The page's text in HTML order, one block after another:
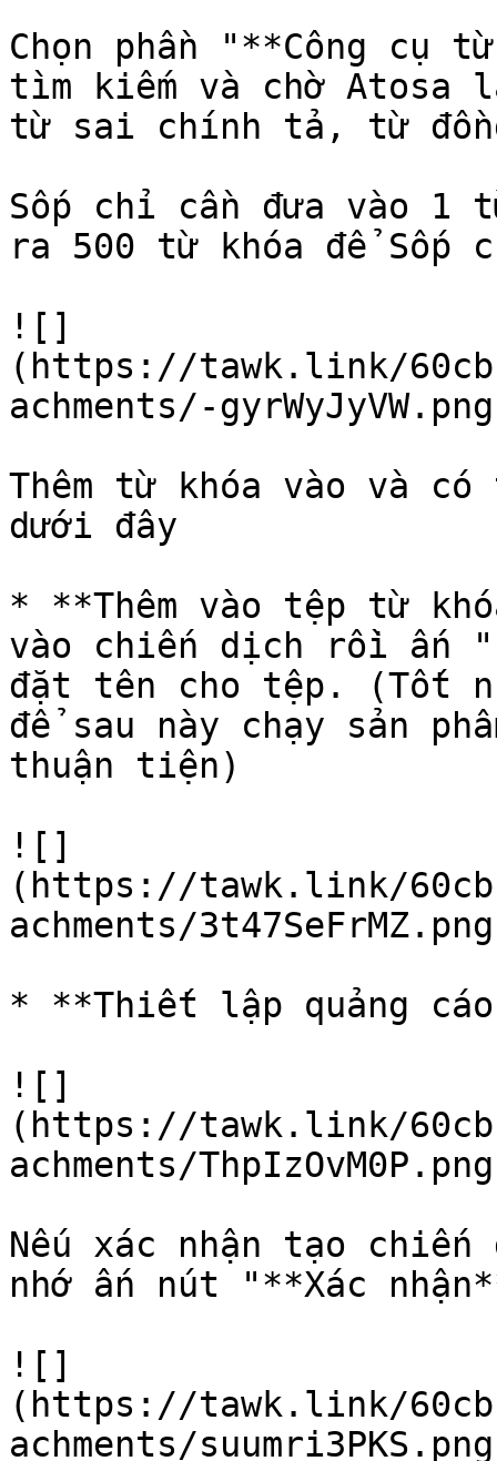
Chọn phần "**Công cụ
tìm kiếm và chờ Atosa
từ sai chính tả, từ
Sốp chỉ cần đưa vào 1
ra 500 từ khóa để Sốp
![]
(https://tawk.link/
achments/-
Thêm từ khóa vào và
dưới đây
* **Thêm vào tệp từ
vào chiến dịch rồi ấn
đặt tên cho tệp. (Tốt
để sau này chạy sản
thuận tiện)
![]
(https://tawk.link/
achments/
* **Thiết lập quảng
![]
(https://tawk.link/
achments/
Nếu xác nhận tạo
nhớ ấn nút "**Xác
![]
(https://tawk.link/
achments/